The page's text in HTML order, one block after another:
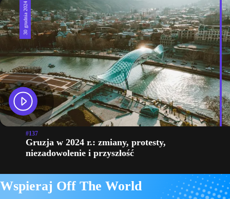
30 grudnia 2024
#137
Gruzja w 2024 r.: zmiany, protesty,
niezadowolenie i przyszłość
Wspieraj Off The World